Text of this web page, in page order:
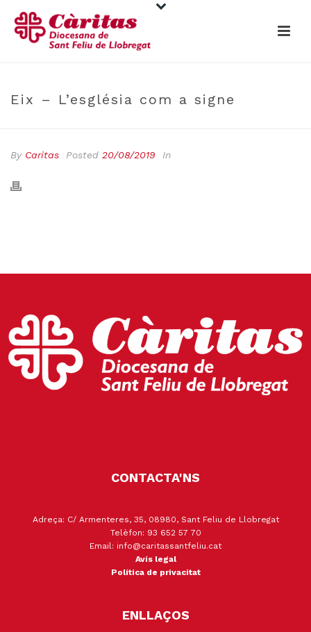
Eix – L’església com a signe
By Caritas Posted 20/08/2019 In
CONTACTA'NS
Adreça: C/ Armenteres, 35, 08980, Sant Feliu de Llobregat
Telèfon: 93 652 57 70
Email: info@caritassantfeliu.cat
Avís legal
Política de privacitat
ENLLAÇOS